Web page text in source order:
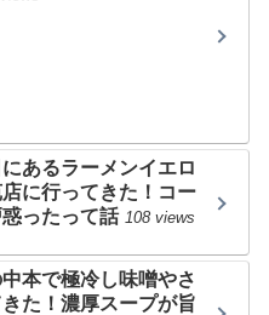
あるラーメンイエロ
に行ってきた！コー
ったって話 108 views
本で極冷し味噌やさ
た！濃厚スープが旨